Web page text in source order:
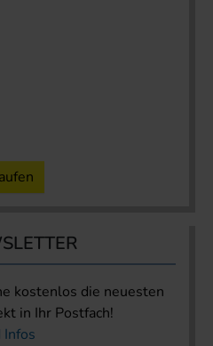
kostenlos die neuesten
in Ihr Postfach!